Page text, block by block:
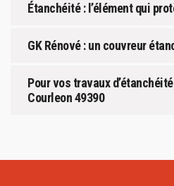
Étanchéité : l’élément qui
GK Rénové : un couvreur
Pour vos travaux
Courleon 49390